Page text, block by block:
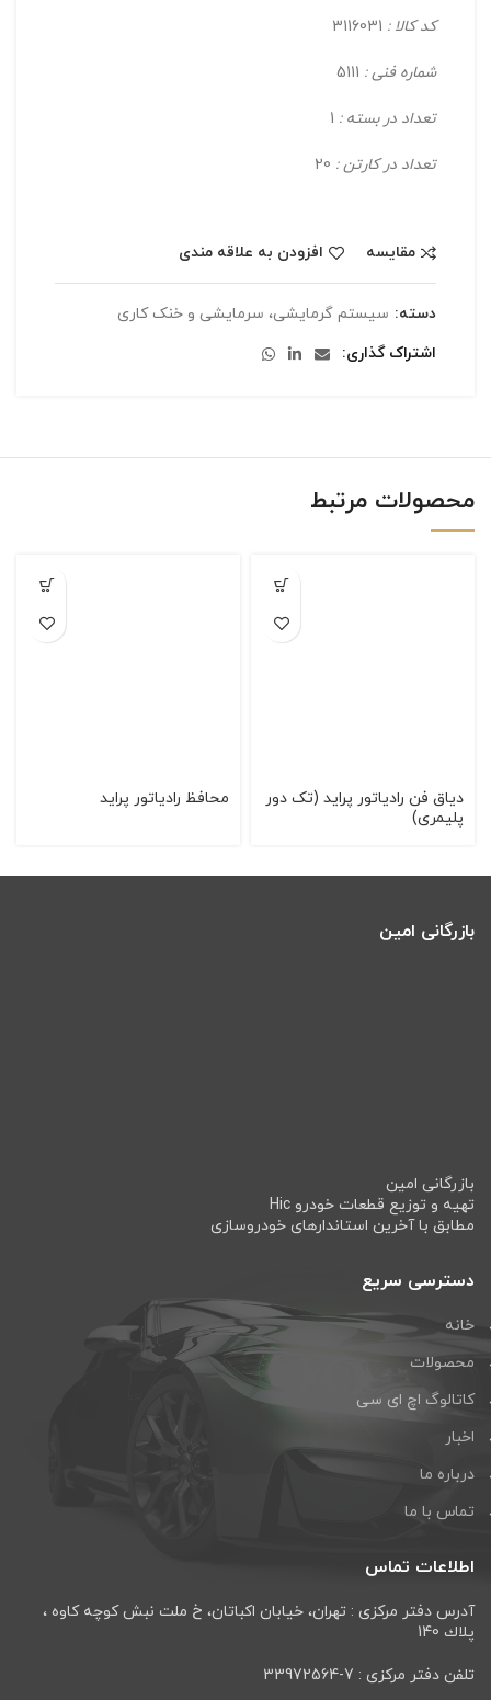
کد کالا :
شماره فنی :
تعداد در بسته :
تعداد در کارتن :
مقایسه افزودن به علاقه مندی
دسته: سیستم گرمایشی، سرمایشی و خنک کاری
اشتراک گذاری
محصولات مرتبط
دياق فن رادياتور پرايد (تک دور
پليمری)
محافظ رادیاتور پراید
بازرگانی امین
بازرگانی امین
تهیه و توزیع قطعات خودرو Hic
مطابق با آخرین استاندارهای خودروسازی
دسترسی سریع
خانه
محصولات
کاتالوگ اچ ای سی
اخبار
درباره ما
تماس با ما
اطلاعات تماس
آدرس دفتر مرکزی : تهران، خيابان اكباتان، خ ملت نبش كوچه كاوه ،
پلاك 140
تلفن دفتر مرکزی : 7-33972564